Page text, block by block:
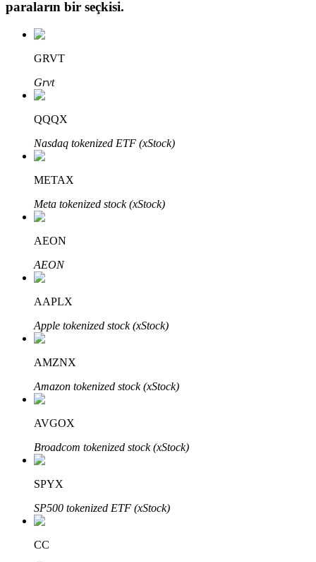
Otomatik Yatırım
Uzun vadeli kâr ve esnek çıkarlar elde edin
Bitrue
Bitrue Ortakları
Bitrue İş Ortağı
paraların bir seçkisi.
GRVT
Grvt
QQQX
Nasdaq tokenized ETF (xStock)
METAX
Meta tokenized stock (xStock)
AEON
AEON
AAPLX
Apple tokenized stock (xStock)
AMZNX
Amazon tokenized stock (xStock)
AVGOX
Broadcom tokenized stock (xStock)
SPYX
SP500 tokenized ETF (xStock)
CC